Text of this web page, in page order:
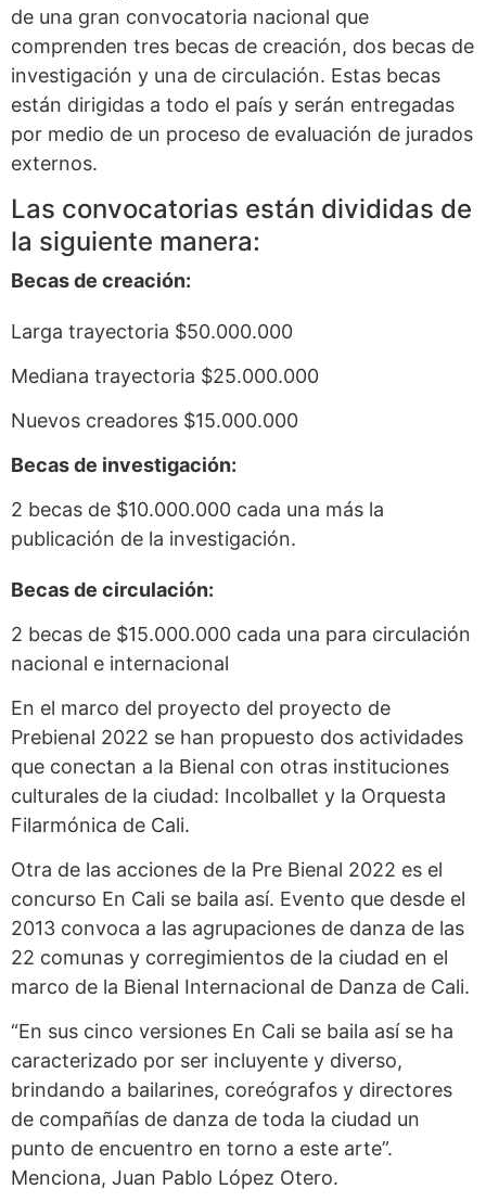
de una gran convocatoria nacional que
comprenden tres becas de creación, dos becas de
investigación y una de circulación. Estas becas
están dirigidas a todo el país y serán entregadas
por medio de un proceso de evaluación de jurados
externos.
Las convocatorias están divididas de
la siguiente manera:
Becas de creación:
Larga trayectoria $50.000.000
Mediana trayectoria $25.000.000
Nuevos creadores $15.000.000
Becas de investigación:
2 becas de $10.000.000 cada una más la
publicación de la investigación.
Becas de circulación:
2 becas de $15.000.000 cada una para circulación
nacional e internacional
En el marco del proyecto del proyecto de
Prebienal 2022 se han propuesto dos actividades
que conectan a la Bienal con otras instituciones
culturales de la ciudad: Incolballet y la Orquesta
Filarmónica de Cali.
Otra de las acciones de la Pre Bienal 2022 es el
concurso En Cali se baila así. Evento que desde el
2013 convoca a las agrupaciones de danza de las
22 comunas y corregimientos de la ciudad en el
marco de la Bienal Internacional de Danza de Cali.
“En sus cinco versiones En Cali se baila así se ha
caracterizado por ser incluyente y diverso,
brindando a bailarines, coreógrafos y directores
de compañías de danza de toda la ciudad un
punto de encuentro en torno a este arte”.
Menciona, Juan Pablo López Otero.